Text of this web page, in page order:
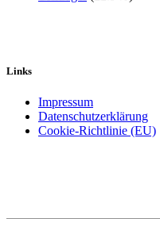
Links
Impressum
Datenschutzerklärung
Cookie-Richtlinie (EU)